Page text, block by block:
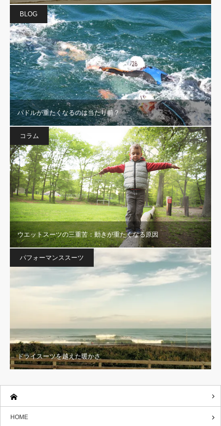
BLOG
パドルが重たくなるのは当たり前？
コラム
ウエットスーツの三重苦：動きが重たくなる原因
パフォーマンススーツ
ドライスーツを越えた暖かさ
HOME